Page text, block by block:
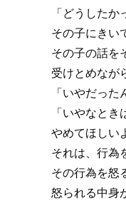
「どうした
その子にきい
その子の話を
受けとめなが
「いやだった
「いやなとき
やめてほしい
それは、行為
その行為を怒
怒られる中身